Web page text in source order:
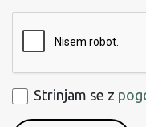
Strinjam
se
Strinjam se z